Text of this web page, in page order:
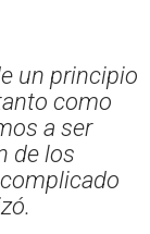
un principio
como
a ser
de los